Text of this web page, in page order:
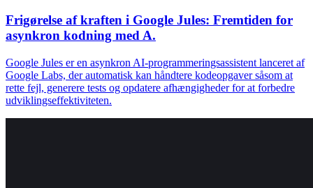
Frigørelse af kraften i Google Jules: Fremtiden for
asynkron kodning med A.
Google Jules er en asynkron AI-programmeringsassistent lanceret af
Google Labs, der automatisk kan håndtere kodeopgaver såsom at
rette fejl, generere tests og opdatere afhængigheder for at forbedre
udviklingseffektiviteten.